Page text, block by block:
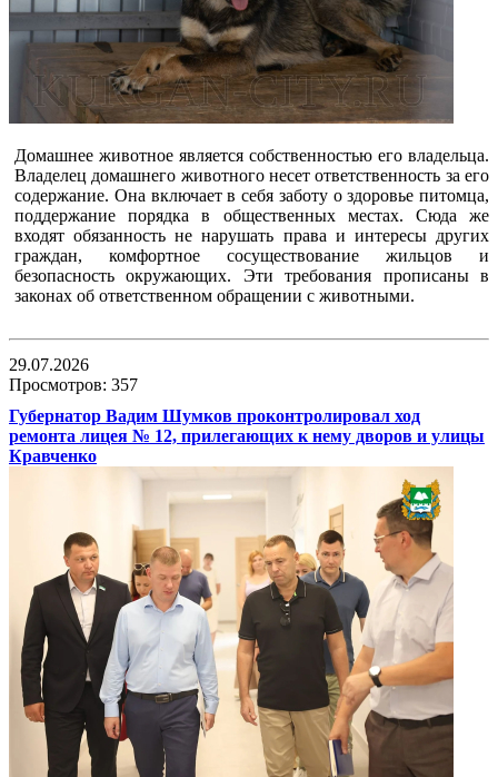
Домашнее животное является собственностью его владельца.
Владелец домашнего животного несет ответственность за его
содержание. Она включает в себя заботу о здоровье питомца,
поддержание порядка в общественных местах. Сюда же
входят обязанность не нарушать права и интересы других
граждан, комфортное сосуществование жильцов и
безопасность окружающих. Эти требования прописаны в
законах об ответственном обращении с животными.
29.07.2026
Просмотров: 357
Губернатор Вадим Шумков проконтролировал ход
ремонта лицея № 12, прилегающих к нему дворов и улицы
Кравченко